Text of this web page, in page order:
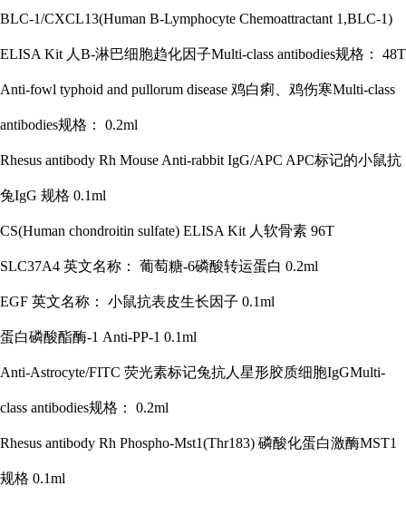
BLC-1/CXCL13(Human B-Lymphocyte Chemoattractant 1,BLC-1)
ELISA Kit 人B-淋巴细胞趋化因子Multi-class antibodies规格： 48T
Anti-fowl typhoid and pullorum disease 鸡白痢、鸡伤寒Multi-class
antibodies规格： 0.2ml
Rhesus antibody Rh Mouse Anti-rabbit IgG/APC APC标记的小鼠抗
兔IgG 规格 0.1ml
CS(Human chondroitin sulfate) ELISA Kit 人软骨素 96T
SLC37A4 英文名称： 葡萄糖-6磷酸转运蛋白 0.2ml
EGF 英文名称： 小鼠抗表皮生长因子 0.1ml
蛋白磷酸酯酶-1 Anti-PP-1 0.1ml
Anti-Astrocyte/FITC 荧光素标记兔抗人星形胶质细胞IgGMulti-
class antibodies规格： 0.2ml
Rhesus antibody Rh Phospho-Mst1(Thr183) 磷酸化蛋白激酶MST1
规格 0.1ml